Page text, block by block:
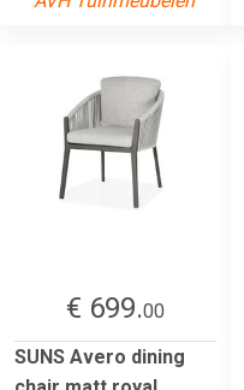
€ 699.00
SUNS Avero dining